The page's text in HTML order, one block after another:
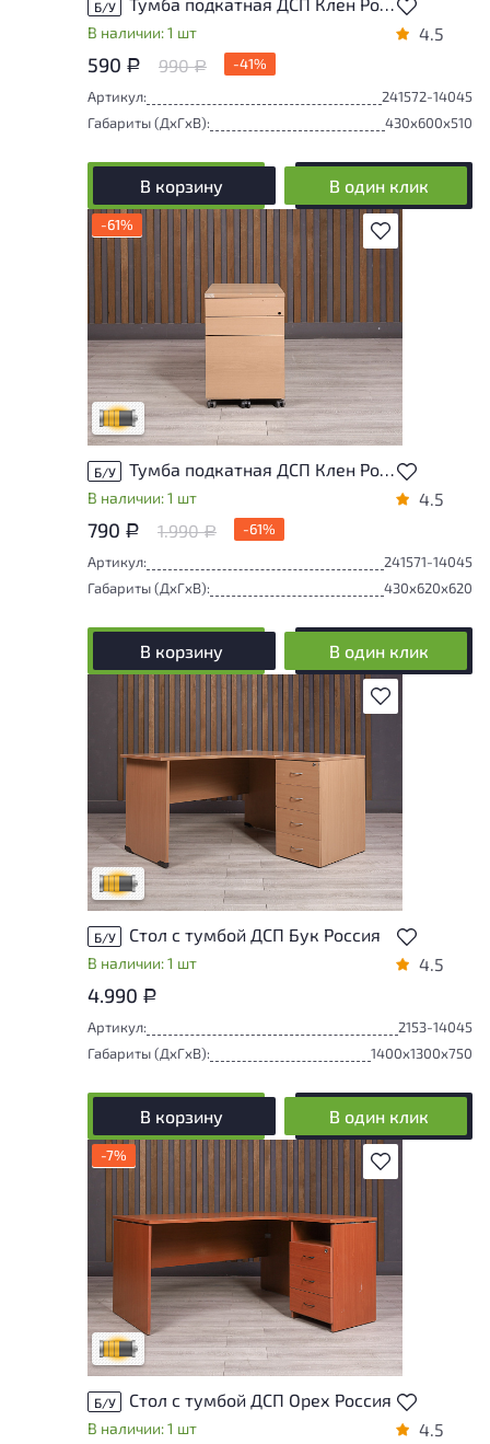
Б/У
В наличии: 1 шт 4.5
590 Р 990Р
-41%
Артикул:
241572-14045
Габариты (ДxГxВ):
430x600x510
В корзину В один клик
В избранное
-61%
Товар может иметь незначительные
повреждения и/или следы эксплуатации,
не влияющие на удобство его
использования
Удовлетворительный износ
Б/У Тумба подкатная ДСП Клен Россия
В наличии: 1 шт 4.5
790 Р 1.990Р
-61%
Артикул:
241571-14045
Габариты (ДxГxВ):
430x620x620
В корзину В один клик
В избранное
Товар может иметь незначительные
повреждения и/или следы эксплуатации,
не влияющие на удобство его
использования
Удовлетворительный износ
Б/У Стол с тумбой ДСП Бук Россия
В наличии: 1 шт 4.5
4.990 Р
Артикул:
2153-14045
Габариты (ДxГxВ):
1400x1300x750
В корзину В один клик
В избранное
-7%
Товар может иметь незначительные
повреждения и/или следы эксплуатации,
не влияющие на удобство его
использования
Удовлетворительный износ
Б/У Стол с тумбой ДСП Орех Россия
В наличии: 1 шт 4.5